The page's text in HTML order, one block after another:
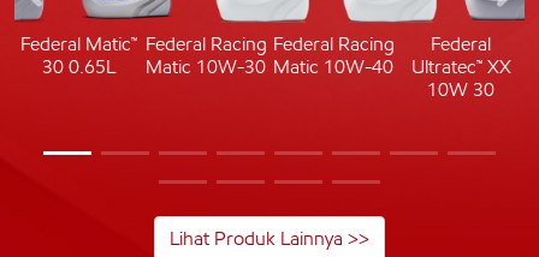
Federal Matic™
30 0.65L
Federal Racing
Matic 10W-30
Federal Racing
Matic 10W-40
Federal
Ultratec™ XX
10W 30
Lihat Produk Lainnya >>